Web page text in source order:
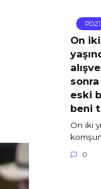
On
sonra
eski
beni
On iki
0